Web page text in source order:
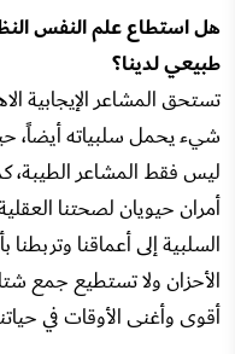
هل استطاع علم النفس
طبيعي لدينا؟
تستحق المشاعر الإيجابية
شيء يحمل سلبياته
ليس فقط المشاعر الطيبة،
أمران حيويان لصحتنا
السلبية إلى أعماقنا
الأحزان ولا تستطيع جمع
أقوى وأغنى الأوقات في